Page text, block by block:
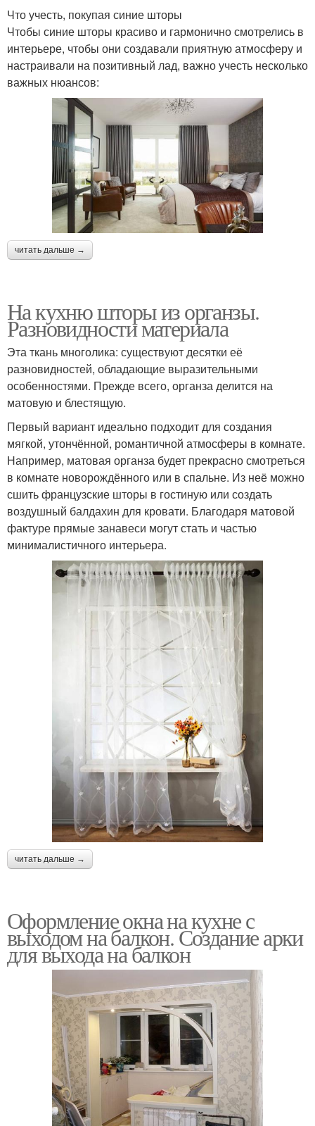
Что учесть, покупая синие шторы
Чтобы синие шторы красиво и гармонично смотрелись в
интерьере, чтобы они создавали приятную атмосферу и
настраивали на позитивный лад, важно учесть несколько
важных нюансов:
читать дальше →
На кухню шторы из органзы.
Разновидности материала
Эта ткань многолика: существуют десятки её
разновидностей, обладающие выразительными
особенностями. Прежде всего, органза делится на
матовую и блестящую.
Первый вариант идеально подходит для создания
мягкой, утончённой, романтичной атмосферы в комнате.
Например, матовая органза будет прекрасно смотреться
в комнате новорождённого или в спальне. Из неё можно
сшить французские шторы в гостиную или создать
воздушный балдахин для кровати. Благодаря матовой
фактуре прямые занавеси могут стать и частью
минималистичного интерьера.
читать дальше →
Оформление окна на кухне с
выходом на балкон. Создание арки
для выхода на балкон